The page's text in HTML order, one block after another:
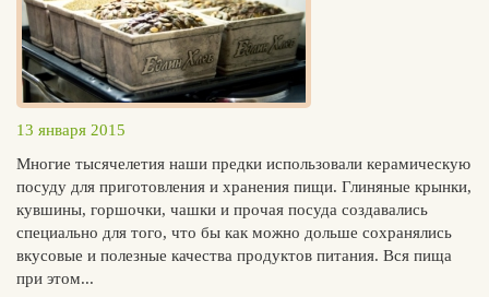
13 января 2015
Многие тысячелетия наши предки использовали керамическую
посуду для приготовления и хранения пищи. Глиняные крынки,
кувшины, горшочки, чашки и прочая посуда создавались
специально для того, что бы как можно дольше сохранялись
вкусовые и полезные качества продуктов питания. Вся пища
при этом...